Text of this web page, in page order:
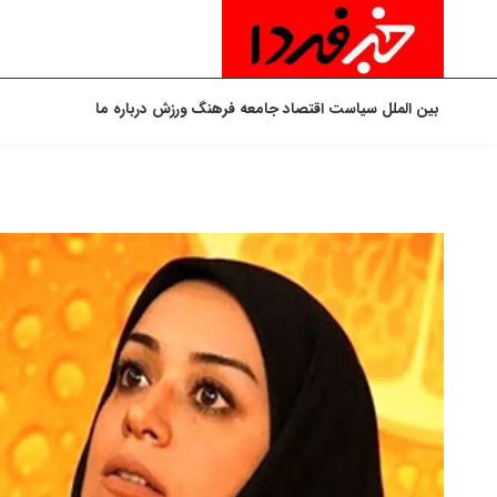
بین الملل سیاست اقتصادجامعه فرهنگورزش درباره ما